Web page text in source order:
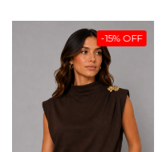
-15% OFF